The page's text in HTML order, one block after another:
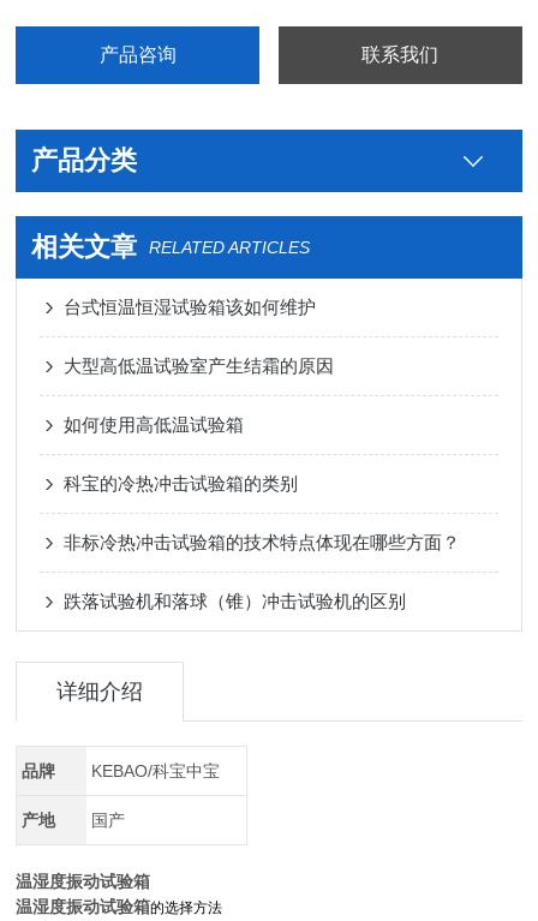
产品咨询 联系我们
产品分类
相关文章 RELATED ARTICLES
台式恒温恒湿试验箱该如何维护
大型高低温试验室产生结霜的原因
如何使用高低温试验箱
科宝的冷热冲击试验箱的类别
非标冷热冲击试验箱的技术特点体现在哪些方面？
跌落试验机和落球（锥）冲击试验机的区别
详细介绍
品牌 KEBAO/科宝中宝
产地 国产
温湿度振动试验箱
温湿度振动试验箱的选择方法